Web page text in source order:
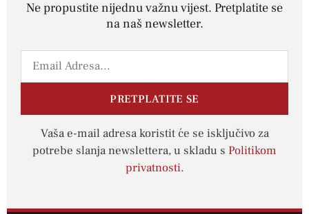
Ne propustite nijednu važnu vijest. Pretplatite se
na naš newsletter.
PRETPLATITE SE
Vaša e-mail adresa koristit će se isključivo za
potrebe slanja newslettera, u skladu s Politikom
privatnosti.